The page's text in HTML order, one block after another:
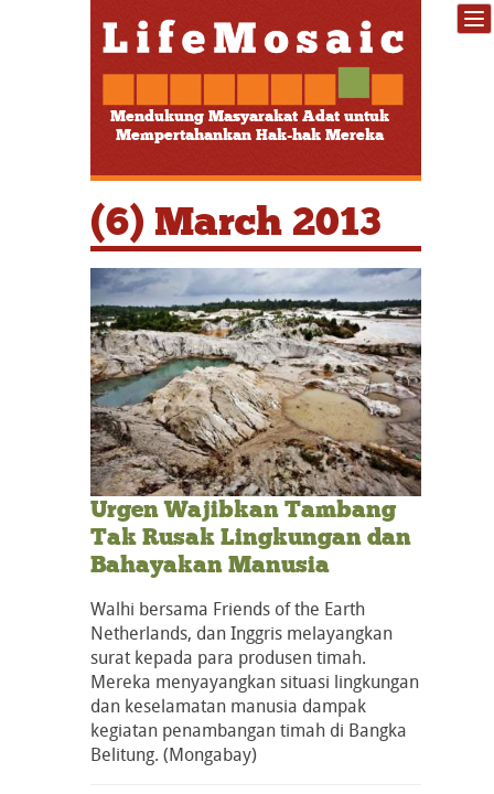
Mendukung Masyarakat Adat untuk
Mempertahankan Hak-hak Mereka
(6) March 2013
Urgen Wajibkan Tambang
Tak Rusak Lingkungan dan
Bahayakan Manusia
Walhi bersama Friends of the Earth
Netherlands, dan Inggris melayangkan
surat kepada para produsen timah.
Mereka menyayangkan situasi lingkungan
dan keselamatan manusia dampak
kegiatan penambangan timah di Bangka
Belitung. (Mongabay)